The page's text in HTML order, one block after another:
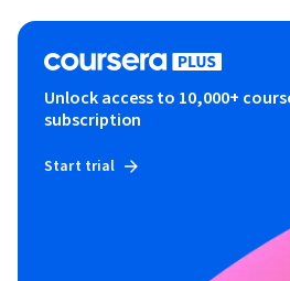
Unlock access to 10,000+
subscription
Start trial